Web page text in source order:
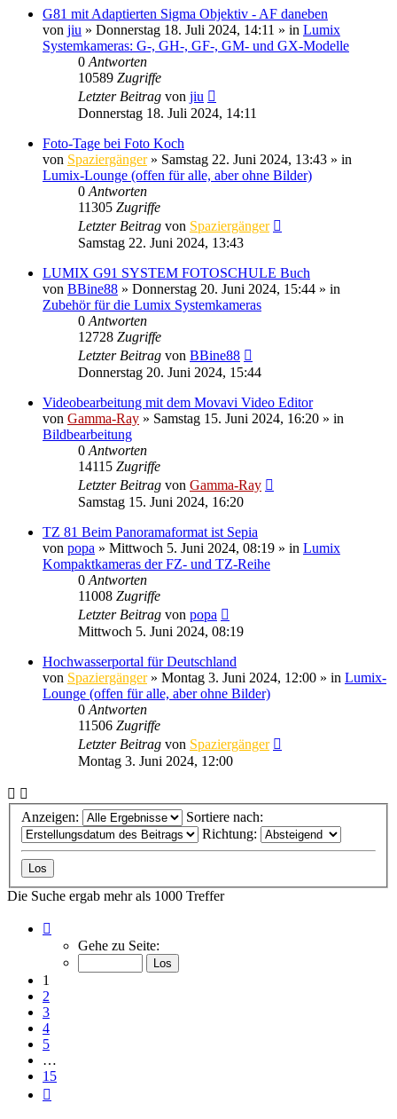
G81 mit Adaptierten Sigma Objektiv - AF daneben
von jiu » Donnerstag 18. Juli 2024, 14:11 » in Lumix
Systemkameras: G-, GH-, GF-, GM- und GX-Modelle
0 Antworten
10589 Zugriffe
Letzter Beitrag von jiu
Donnerstag 18. Juli 2024, 14:11
Foto-Tage bei Foto Koch
von Spaziergänger» Samstag 22. Juni 2024, 13:43 » in
Lumix-Lounge (offen für alle, aber ohne Bilder)
0 Antworten
11305 Zugriffe
Letzter Beitrag von Spaziergänger
Samstag 22. Juni 2024, 13:43
LUMIX G91 SYSTEM FOTOSCHULE Buch
von BBine88 » Donnerstag 20. Juni 2024, 15:44 » in
Zubehör für die Lumix Systemkameras
0 Antworten
12728 Zugriffe
Letzter Beitrag von BBine88
Donnerstag 20. Juni 2024, 15:44
Videobearbeitung mit dem Movavi Video Editor
von Gamma-Ray » Samstag 15. Juni 2024, 16:20 » in
Bildbearbeitung
0 Antworten
14115 Zugriffe
Letzter Beitrag von Gamma-Ray
Samstag 15. Juni 2024, 16:20
TZ 81 Beim Panoramaformat ist Sepia
von popa » Mittwoch 5. Juni 2024, 08:19 » in Lumix
Kompaktkameras der FZ- und TZ-Reihe
0 Antworten
11008 Zugriffe
Letzter Beitrag von popa
Mittwoch 5. Juni 2024, 08:19
Hochwasserportal für Deutschland
von Spaziergänger» Montag 3. Juni 2024, 12:00 » in Lumix-
Lounge (offen für alle, aber ohne Bilder)
0 Antworten
11506 Zugriffe
Letzter Beitrag von Spaziergänger
Montag 3. Juni 2024, 12:00
Anzeigen:
Sortiere nach:
Richtung:
Die Suche ergab mehr als 1000 Treffer
von
Gehe zu Seite:
1
2
3
4
5
…
15